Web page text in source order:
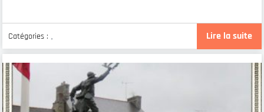
Lire la suite
Catégories :